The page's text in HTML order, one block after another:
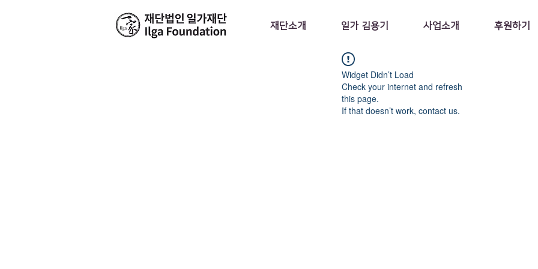
재단소개 일가 김용기 사업소개 후원하기
Widget Didn’t Load
Check your internet and refresh
this page.
If that doesn’t work, contact us.